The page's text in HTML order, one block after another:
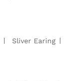
Sliver Earing